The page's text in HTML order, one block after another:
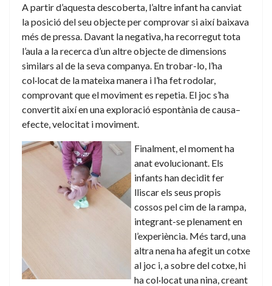
A partir d’aquesta descoberta, l’altre infant ha canviat
la posició del seu objecte per comprovar si així baixava
més de pressa. Davant la negativa, ha recorregut tota
l’aula a la recerca d’un altre objecte de dimensions
similars al de la seva companya. En trobar-lo, l’ha
col·locat de la mateixa manera i l’ha fet rodolar,
comprovant que el moviment es repetia. El joc s’ha
convertit així en una exploració espontània de causa–
efecte, velocitat i moviment.
Finalment, el moment ha
anat evolucionant. Els
infants han decidit fer
lliscar els seus propis
cossos pel cim de la rampa,
integrant-se plenament en
l’experiència. Més tard, una
altra nena ha afegit un cotxe
al joc i, a sobre del cotxe, hi
ha col·locat una nina, creant